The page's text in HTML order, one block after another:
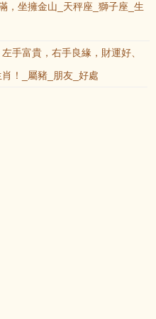
，坐擁金山_天秤座_獅子座_生
手富貴，右手良緣，財運好、
！_屬豬_朋友_好處